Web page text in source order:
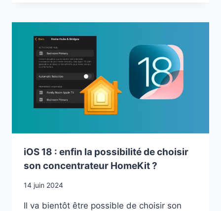
DANS
CONTRÔLE
LES
WIDGETS
iOS 18 : enfin la possibilité de choisir
son concentrateur HomeKit ?
14 juin 2024
Il va bientôt être possible de choisir son